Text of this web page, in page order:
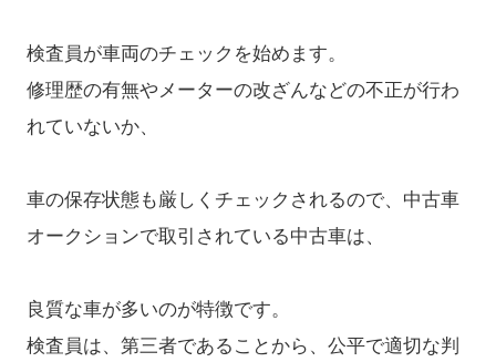
検査員が車両のチェックを始めます。
修理歴の有無やメーターの改ざんなどの不正が行わ
れていないか、
車の保存状態も厳しくチェックされるので、中古車
オークションで取引されている中古車は、
良質な車が多いのが特徴です。
検査員は、第三者であることから、公平で適切な判